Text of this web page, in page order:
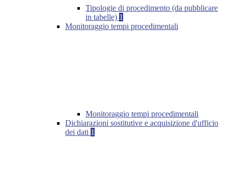
Tipologie di procedimento (da pubblicare
in tabelle) 1
Monitoraggio tempi procedimentali
Monitoraggio tempi procedimentali
Dichiarazioni sostitutive e acquisizione d'ufficio
dei dati 1